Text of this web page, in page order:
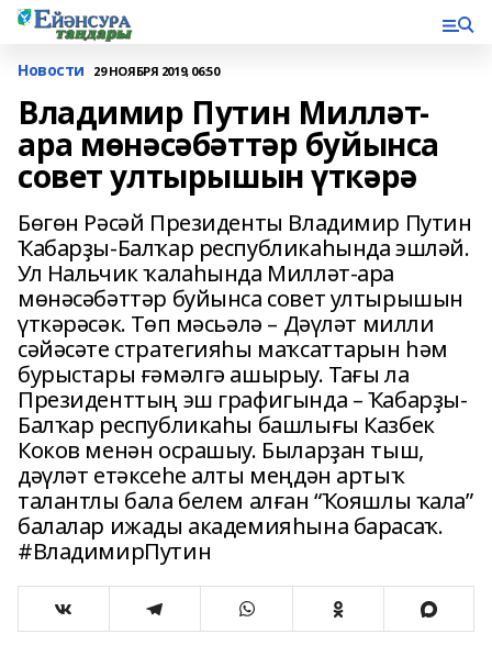
Новости 29 НОЯБРЯ 2019, 06:50
Владимир Путин Милләт-
ара мөнәсәбәттәр буйынса
совет ултырышын үткәрә
Бөгөн Рәсәй Президенты Владимир Путин
Ҡабарҙы-Балҡар республикаһында эшләй.
Ул Нальчик ҡалаһында Милләт-ара
мөнәсәбәттәр буйынса совет ултырышын
үткәрәсәк. Төп мәсьәлә – Дәүләт милли
сәйәсәте стратегияһы маҡсаттарын һәм
бурыстары ғәмәлгә ашырыу. Тағы ла
Президенттың эш графигында – Ҡабарҙы-
Балҡар республикаһы башлығы Казбек
Коков менән осрашыу. Быларҙан тыш,
дәүләт етәксеһе алты меңдән артыҡ
талантлы бала белем алған “Ҡояшлы ҡала”
балалар ижады академияһына барасаҡ.
#ВладимирПутин